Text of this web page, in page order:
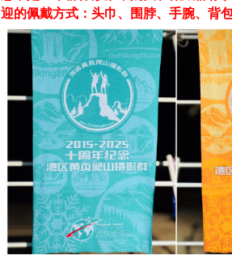
迎的佩戴方式：头巾、围脖、手腕、背